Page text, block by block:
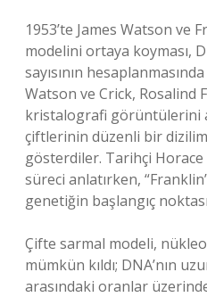
1953’te James Watson ve
modelini ortaya koyması,
sayısının
Watson ve Crick, Rosalind
kristalografi görüntülerini
çiftlerinin düzenli bir
gösterdiler. Tarihçi Horace
süreci anlatırken,
genetiğin başlangıç
Çifte sarmal modeli,
mümkün kıldı; DNA’nın
arasındaki oranlar